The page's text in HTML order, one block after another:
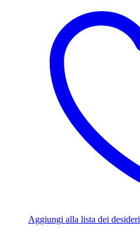
Aggiungi alla lista dei desideri